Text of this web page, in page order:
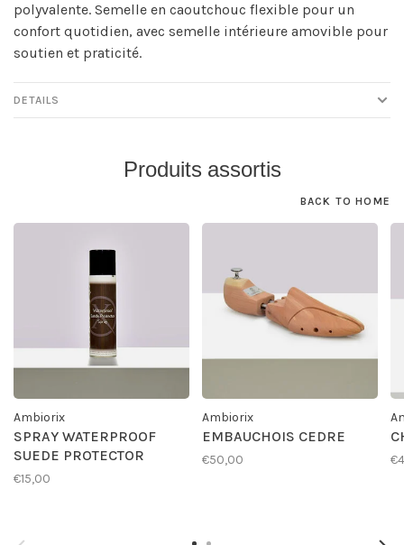
polyvalente. Semelle en caoutchouc flexible pour un
confort quotidien, avec semelle intérieure amovible pour
soutien et praticité.
DETAILS
Produits assortis
BACK TO HOME
Ambiorix
SPRAY WATERPROOF
SUEDE PROTECTOR
€15,00
Ambiorix
EMBAUCHOIS CEDRE
€50,00